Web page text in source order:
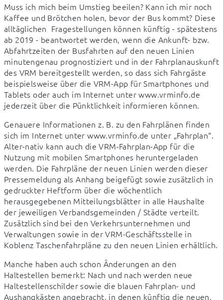
Muss ich mich beim Umstieg beeilen? Kann ich mir noch
Kaffee und Brötchen holen, bevor der Bus kommt? Diese
alltäglichen  Fragestellungen können künftig - spätestens
ab 2019 - beantwortet werden, wenn die Ankunft- bzw.
Abfahrtzeiten der Busfahrten auf den neuen Linien
minutengenau prognostiziert und in der Fahrplanauskunft
des VRM bereitgestellt werden, so dass sich Fahrgäste
beispielsweise über die VRM-App für Smartphones und
Tablets oder auch im Internet unter www.vrminfo.de
jederzeit über die Pünktlichkeit informieren können.
Genauere Informationen z. B. zu den Fahrplänen finden
sich im Internet unter www.vrminfo.de unter „Fahrplan“.
Alter-nativ kann auch die VRM-Fahrplan-App für die
Nutzung mit mobilen Smartphones heruntergeladen
werden. Die Fahrpläne der neuen Linien werden dieser
Pressemeldung als Anhang beigefügt sowie zusätzlich in
gedruckter Heftform über die wöchentlich
herausgegebenen Mitteilungsblätter in alle Haushalte
der jeweiligen Verbandsgemeinden / Städte verteilt.
Zusätzlich sind bei den Verkehrsunternehmen und
Verwaltungen sowie in der VRM-Geschäftsstelle in
Koblenz Taschenfahrpläne zu den neuen Linien erhältlich.
Manche haben auch schon Änderungen an den
Haltestellen bemerkt: Nach und nach werden neue
Haltestellenschilder sowie die blauen Fahrplan- und
Aushangkästen angebracht, in denen künftig die neuen,